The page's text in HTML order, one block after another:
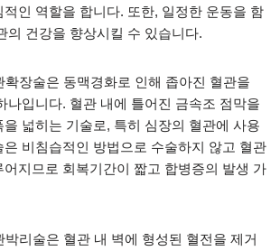
인 역할을 합니다. 또한, 일정한 운동을 함
의 건강을 향상시킬 수 있습니다.
확장술은 동맥경화로 인해 좁아진 혈관을
나입니다. 혈관 내에 틀어진 금속조 점막을
넓히는 기술로, 특히 심장의 혈관에 사용
은 비침습적인 방법으로 수술하지 않고 혈관
어지므로 회복기간이 짧고 합병증의 발생 가
박리술은 혈관 내 벽에 형성된 혈전을 제거